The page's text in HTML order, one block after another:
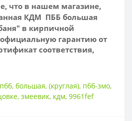
что в нашем магазине,
КДМ ПББ большая
в кирпичной
официальную гарантию от
соответствия,
пбб, большая, (круглая), пбб-змо,
, змеевик, кдм, 9961fef